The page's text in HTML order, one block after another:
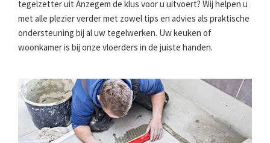
tegelzetter uit Anzegem de klus voor u uitvoert? Wij helpen u
met alle plezier verder met zowel tips en advies als praktische
ondersteuning bij al uw tegelwerken. Uw keuken of
woonkamer is bij onze vloerders in de juiste handen.